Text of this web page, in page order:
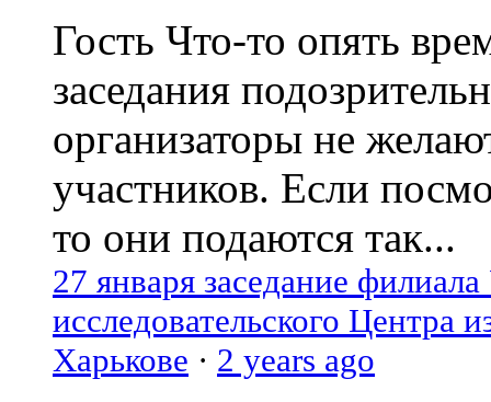
Гость Что-то опять
заседания
организаторы не
участников. Если
то они подаются так...
27 января заседание
исследовательского Центра
Харькове · 2 years ago